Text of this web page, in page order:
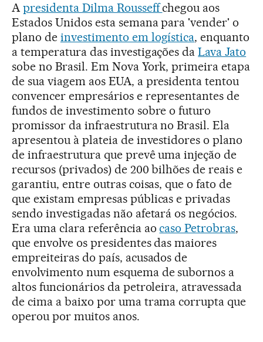
Apresidenta Dilma Rousseffchegou aos
Estados Unidos esta semana para 'vender' o
plano de investimento em logística, enquanto
a temperatura das investigações daLava Jato
sobe no Brasil. Em Nova York, primeira etapa
de sua viagem aos EUA, a presidenta tentou
convencer empresários e representantes de
fundos de investimento sobre o futuro
promissor da infraestrutura no Brasil. Ela
apresentou à plateia de investidores o plano
de infraestrutura que prevê uma injeção de
recursos (privados) de 200 bilhões de reais e
garantiu, entre outras coisas, que o fato de
que existam empresas públicas e privadas
sendo investigadas não afetará os negócios.
Era uma clara referência aocaso Petrobras,
que envolve os presidentes das maiores
empreiteiras do país, acusados de
envolvimento num esquema de subornos a
altos funcionários da petroleira, atravessada
de cima a baixo por uma trama corrupta que
operou por muitos anos.